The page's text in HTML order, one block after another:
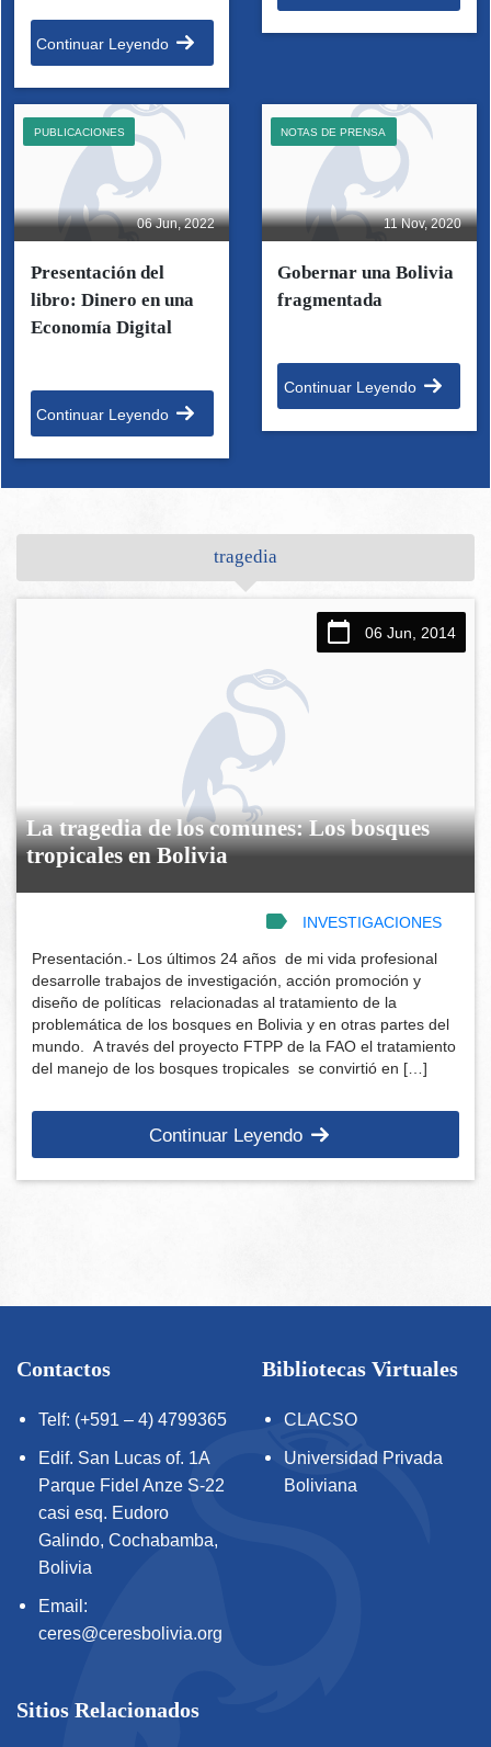
Continuar Leyendo
06 Jun, 2022
PUBLICACIONES
Presentación del
libro: Dinero en una
Economía Digital
Continuar Leyendo
11 Nov, 2020
NOTAS DE PRENSA
Gobernar una Bolivia
fragmentada
Continuar Leyendo
tragedia
06 Jun, 2014
La tragedia de los comunes: Los bosques
tropicales en Bolivia
INVESTIGACIONES
Presentación.- Los últimos 24 años de mi vida profesional
desarrolle trabajos de investigación, acción promoción y
diseño de políticas relacionadas al tratamiento de la
problemática de los bosques en Bolivia y en otras partes del
mundo. A través del proyecto FTPP de la FAO el tratamiento
del manejo de los bosques tropicales se convirtió en […]
Continuar Leyendo
Contactos
Telf: (+591 – 4) 4799365
Edif. San Lucas of. 1A
Parque Fidel Anze S-22
casi esq. Eudoro
Galindo, Cochabamba,
Bolivia
Email:
ceres@ceresbolivia.org
Bibliotecas Virtuales
CLACSO
Universidad Privada
Boliviana
Sitios Relacionados